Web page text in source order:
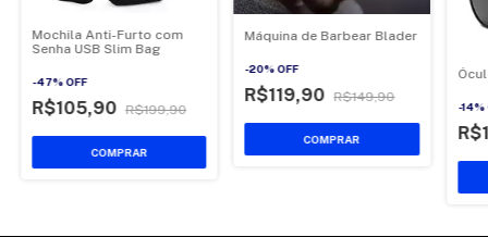
Mochila Anti-Furto com
Senha USB Slim Bag
-47%OFF
R$105,90 R$199,90
COMPRAR
Máquina de Barbear Blader
-20%OFF
R$119,90 R$149,90
-14%